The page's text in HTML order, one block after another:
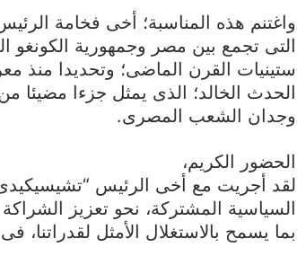
واغتنم هذه المناسبة؛ أخى فخامة
التى تجمع بين مصر وجمهورية الكونغو
الحدث الخالد؛ الذى يمثل جزءا مضيئا
وجدان الشعب المصرى.
الحضور الكريم،
لقد أجريت مع أخى الرئيس
السياسية المشتركة، نحو تعزيز
بما يسمح بالاستغلال الأمثل